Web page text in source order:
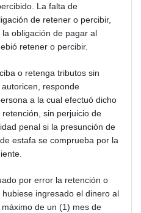
La falta de
de retener o percibir,
obligación de pagar al
retener o percibir.
o retenga tributos sin
responde
a la cual efectuó dicho
sin perjuicio de
penal si la presunción de
estafa se comprueba por la
por error la retención o
ingresado el dinero al
de un (1) mes de